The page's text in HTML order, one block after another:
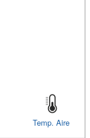
Temp. Aire